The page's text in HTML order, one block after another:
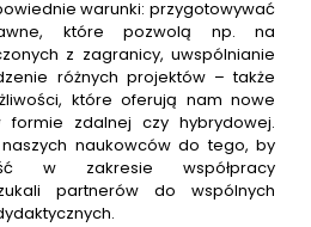
warunki: przygotowywać
które pozwolą np. na
z zagranicy, uwspólnianie
różnych projektów – także
które oferują nam nowe
zdalnej czy hybrydowej.
naukowców do tego, by
w zakresie współpracy
partnerów do wspólnych